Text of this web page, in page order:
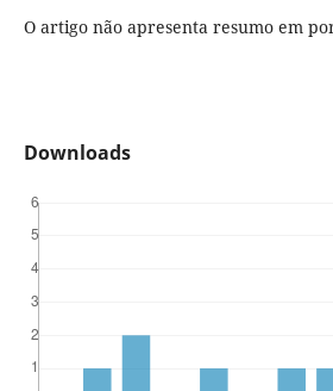
O artigo não apresenta resumo em
Downloads